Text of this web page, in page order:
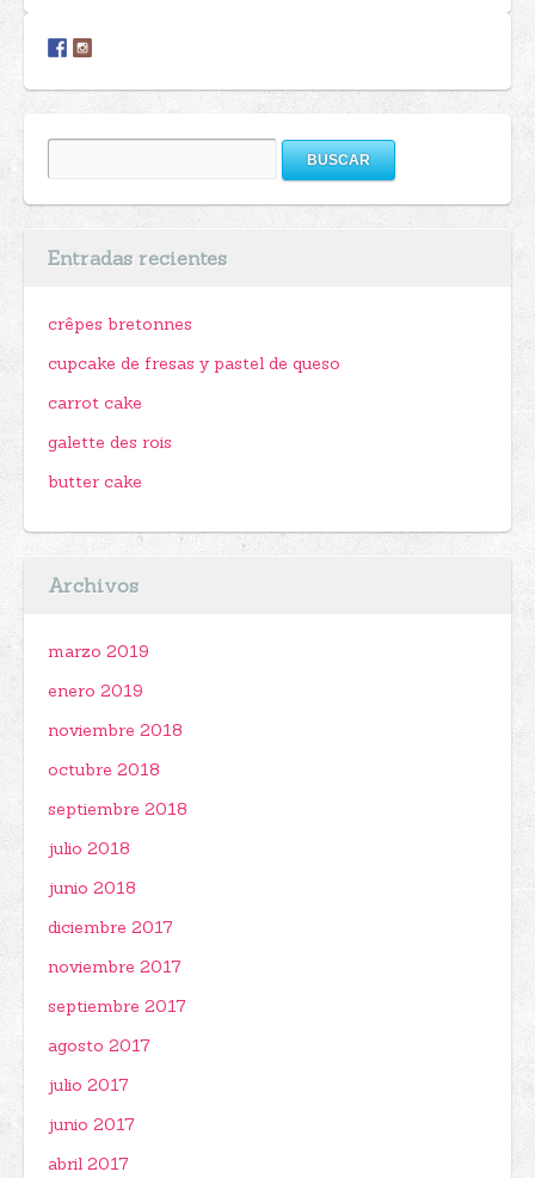
Entradas recientes
crêpes bretonnes
cupcake de fresas y pastel de queso
carrot cake
galette des rois
butter cake
Archivos
marzo 2019
enero 2019
noviembre 2018
octubre 2018
septiembre 2018
julio 2018
junio 2018
diciembre 2017
noviembre 2017
septiembre 2017
agosto 2017
julio 2017
junio 2017
abril 2017